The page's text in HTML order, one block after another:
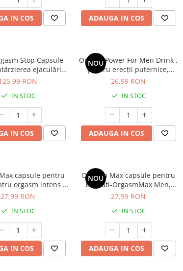
IN COS ADAUGA IN COS
Stop Capsule-
ejaculării,
60 capsule
RON
IN STOC
IN COS
NOU
OrgasmPower For Men Drink ,
pentru erecții puternice,
întârzierea ejaculării, potență
26,99 RON
IN STOC
ADAUGA IN COS
capsule pentru
orgasm intens și
libidoului feminin
27,99 RON
IN STOC
IN COS
NOU
Orgasm Max capsule pentru
barbati-OrgasmMax Men,
pentru potență, erecții
libidoului masculin, 2 capsule
27,99 RON
IN STOC
ADAUGA IN COS